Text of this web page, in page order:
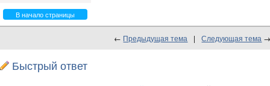
В начало страницы
← Предыдущая тема | Следующая тема
Быстрый ответ